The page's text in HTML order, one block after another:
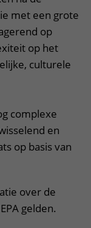
met een grote
op
op het
culturele
complexe
en
op basis van
over de
gelden.